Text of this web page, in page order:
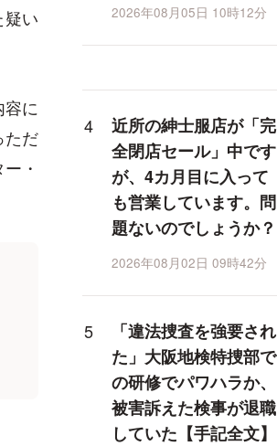
い
に
ただ
・
2026年08月05日 10時12分
近所の紳士服店が「完
全閉店セール」中です
が、4カ月目に入って
も営業しています。問
題ないのでしょうか？
2026年08月02日 09時42分
「違法捜査を強要され
た」大阪地検特捜部で
の研修でパワハラか、
被害訴えた検事が退職
していた【手記全文】